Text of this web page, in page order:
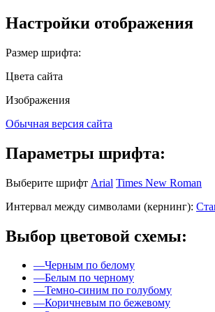
Настройки отображения
Размер шрифта:
Цвета сайта
Изображения
Обычная версия сайта
Параметры шрифта:
Выберите шрифт Arial Times New Roman
Интервал между символами (кернинг):
Выбор цветовой схемы:
—Черным по белому
—Белым по черному
—Темно-синим по голубому
—Коричневым по бежевому